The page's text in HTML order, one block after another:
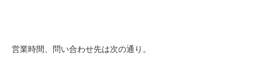
営業時間、問い合わせ先は次の通り。